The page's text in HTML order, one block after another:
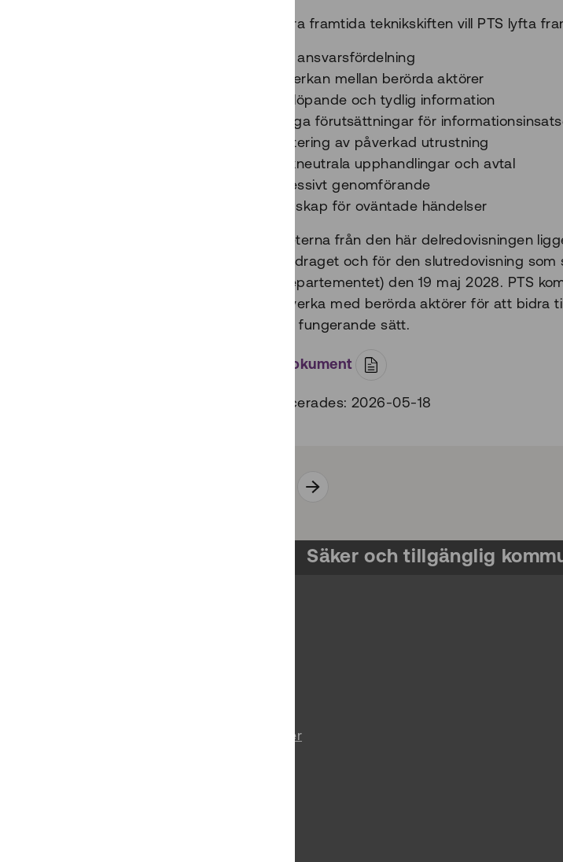
Inför andra framtida teknikskiften vill PTS lyfta
tydlig ansvarsfördelning
samverkan mellan berörda aktörer
tidig, löpande och tydlig information
rättsliga förutsättningar för
inventering av påverkad utrustning
teknikneutrala upphandlingar och avtal
successivt genomförande
beredskap för oväntade händelser
Erfarenheterna från den här delredovisningen
inom uppdraget och för den slutredovisning som
(Finansdepartementet) den 19 maj 2028. PTS
och samverka med berörda aktörer för att bidra
på ett väl fungerande sätt.
Öppna dokument
Publicerades: 2026-05-18
Säker och tillgänglig
Behandling av personuppgifter